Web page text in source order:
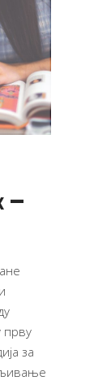
–
прву
за